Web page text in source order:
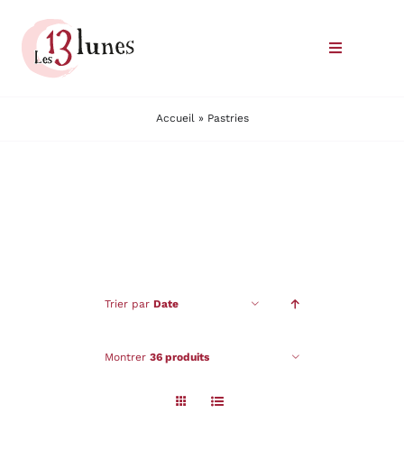
contenu
Toggle
Accueil» Pastries
Trier par Date
Montrer 36 produits